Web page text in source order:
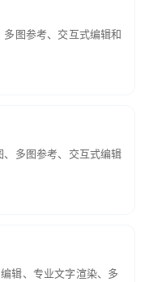
图参考、交互式编辑和
多图参考、交互式编辑
辑、专业文字渲染、多